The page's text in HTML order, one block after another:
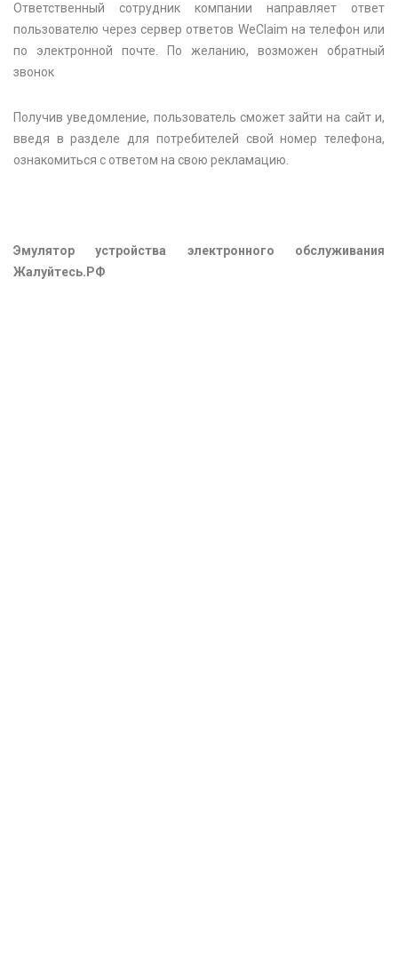
Ответственный сотрудник компании направляет ответ
пользователю через сервер ответов WeClaim на телефон или
по электронной почте. По желанию, возможен обратный
звонок
Получив уведомление, пользователь сможет зайти на сайт и,
введя в разделе для потребителей свой номер телефона,
ознакомиться с ответом на свою рекламацию.
Эмулятор устройства электронного обслуживания
Жалуйтесь.РФ